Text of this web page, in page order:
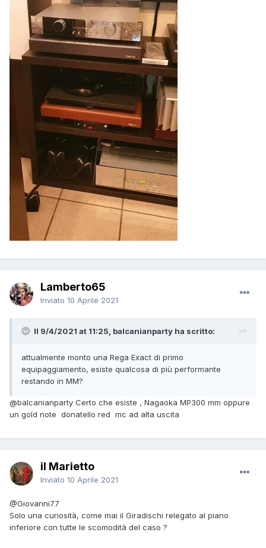
Lamberto65
Inviato 10 Aprile 2021
Il 9/4/2021 at 11:25, balcanianparty ha scritto:
attualmente monto una Rega Exact di primo
equipaggiamento, esiste qualcosa di più performante
restando in MM?
@balcanianparty Certo che esiste , Nagaoka MP300 mm oppure
un gold note donatello red mc ad alta uscita
il Marietto
Inviato 10 Aprile 2021
@Giovanni77
Solo una curiosità, come mai il Giradischi relegato al piano
inferiore con tutte le scomodità del caso ?